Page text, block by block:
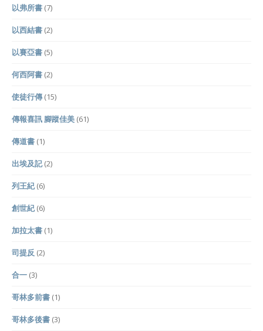
以弗所書 (7)
以西結書 (2)
以賽亞書 (5)
何西阿書 (2)
使徒行傳 (15)
傳報喜訊 腳蹤佳美 (61)
傳道書 (1)
出埃及記(2)
列王紀(6)
創世紀(6)
加拉太書 (1)
司提反 (2)
合一 (3)
哥林多前書 (1)
哥林多後書 (3)